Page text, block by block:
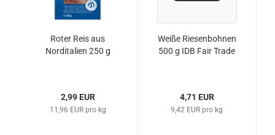
Roter Reis aus
Norditalien 250 g
2,99 EUR
11,96 EUR pro kg
Weiße Riesenbohnen
500 g IDB Fair Trade
4,71 EUR
9,42 EUR pro kg